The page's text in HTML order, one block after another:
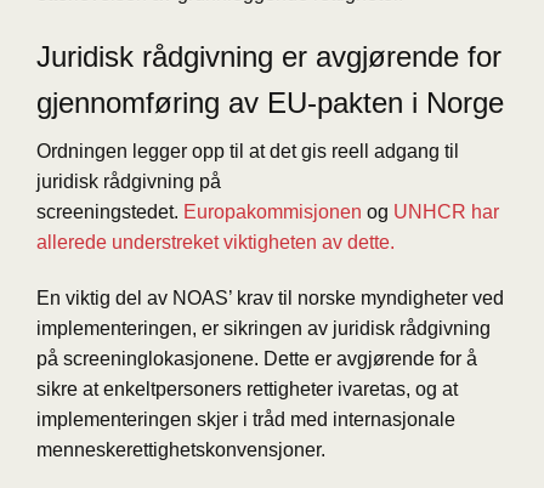
Juridisk rådgivning er avgjørende for
gjennomføring av EU-pakten i Norge
Ordningen legger opp til at det gis reell adgang til
juridisk rådgivning på
screeningstedet. Europakommisjonen og UNHCR har
allerede understreket viktigheten av dette.
En viktig del av NOAS’ krav til norske myndigheter ved
implementeringen, er sikringen av juridisk rådgivning
på screeninglokasjonene. Dette er avgjørende for å
sikre at enkeltpersoners rettigheter ivaretas, og at
implementeringen skjer i tråd med internasjonale
menneskerettighetskonvensjoner.